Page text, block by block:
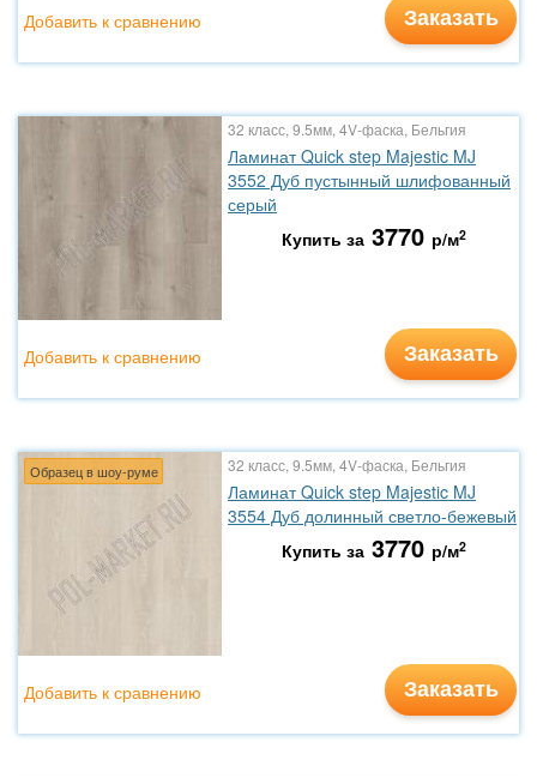
Заказать
Добавить к сравнению
32 класс, 9.5мм, 4V-фаска, Бельгия
Ламинат Quick step Majestic MJ
3552 Дуб пустынный шлифованный
серый
Купить за 3770 р/м2
Заказать
Добавить к сравнению
Образец в шоу-руме 32 класс, 9.5мм, 4V-фаска, Бельгия
Ламинат Quick step Majestic MJ
3554 Дуб долинный светло-бежевый
Купить за 3770 р/м2
Заказать
Добавить к сравнению